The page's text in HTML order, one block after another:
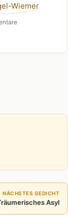
NÄCHSTES GEDICHT
Asyl